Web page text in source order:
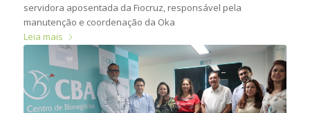
servidora aposentada da Fiocruz, responsável pela
manutenção e coordenação da Oka
Leia mais